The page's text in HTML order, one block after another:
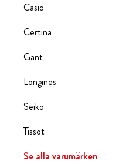
Casio
Certina
Gant
Longines
Seiko
Tissot
Se alla varumärken